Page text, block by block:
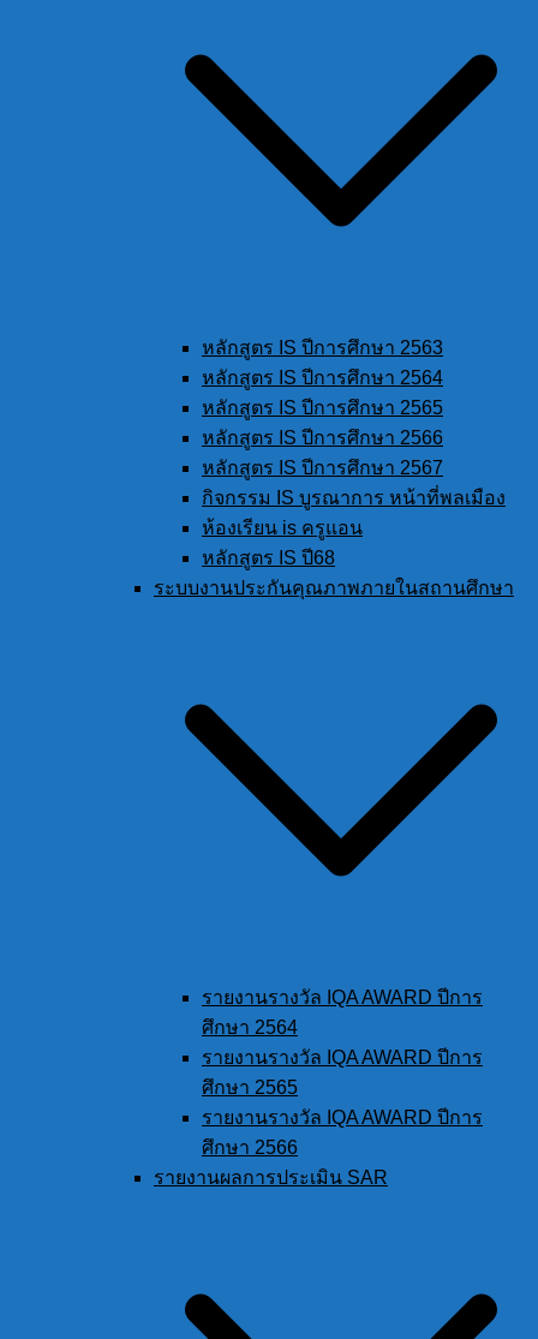
หลักสูตร IS ปีการศึกษา 2563
หลักสูตร IS ปีการศึกษา 2564
หลักสูตร IS ปีการศึกษา 2565
หลักสูตร IS ปีการศึกษา 2566
หลักสูตร IS ปีการศึกษา 2567
กิจกรรม IS บูรณาการ หน้าที่พลเมือง
ห้องเรียน is ครูแอน
หลักสูตร IS ปี68
ระบบงานประกันคุณภาพภายในสถานศึกษา
รายงานรางวัล IQA AWARD ปีการ
ศึกษา 2564
รายงานรางวัล IQA AWARD ปีการ
ศึกษา 2565
รายงานรางวัล IQA AWARD ปีการ
ศึกษา 2566
รายงานผลการประเมิน SAR